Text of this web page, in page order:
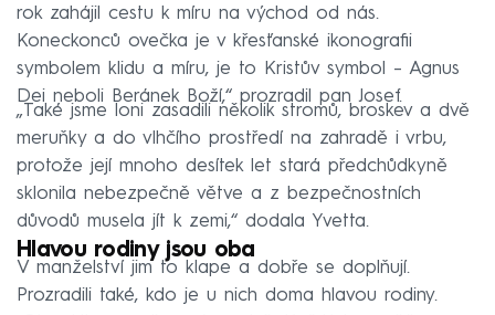
rok zahájil cestu k míru na východ od nás.
Koneckonců ovečka je v křesťanské ikonografii
symbolem klidu a míru, je to Kristův symbol – Agnus
Dei neboli Beránek Boží,“ prozradil pan Josef.
„Také jsme loni zasadili několik stromů, broskev a dvě
meruňky a do vlhčího prostředí na zahradě i vrbu,
protože její mnoho desítek let stará předchůdkyně
sklonila nebezpečně větve a z bezpečnostních
důvodů musela jít k zemi,“ dodala Yvetta.
Hlavou rodiny jsou oba
V manželství jim to klape a dobře se doplňují.
Prozradili také, kdo je u nich doma hlavou rodiny.